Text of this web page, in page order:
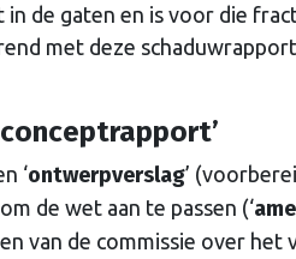
de gaten en is voor die
met deze
‘ontwerpverslag’
de wet aan te passen (‘
van de commissie over